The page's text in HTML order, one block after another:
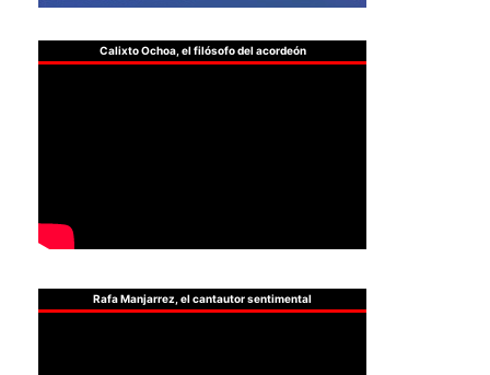
Calixto Ochoa, el filósofo del acordeón
Rafa Manjarrez, el cantautor sentimental